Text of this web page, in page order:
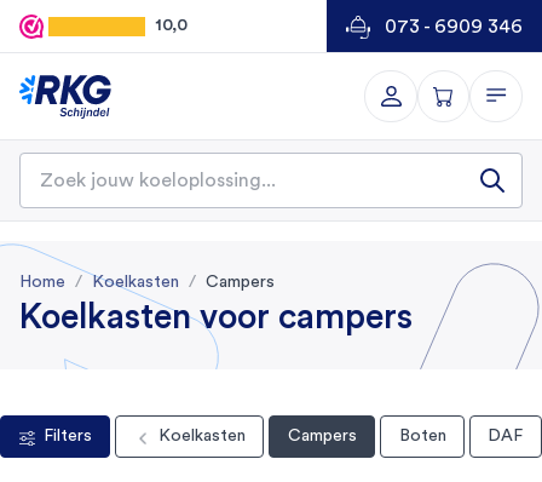
10,0 073 - 6909 346
Home Koelkasten Campers
Koelkasten voor campers
Filters Koelkasten Campers Boten DAF